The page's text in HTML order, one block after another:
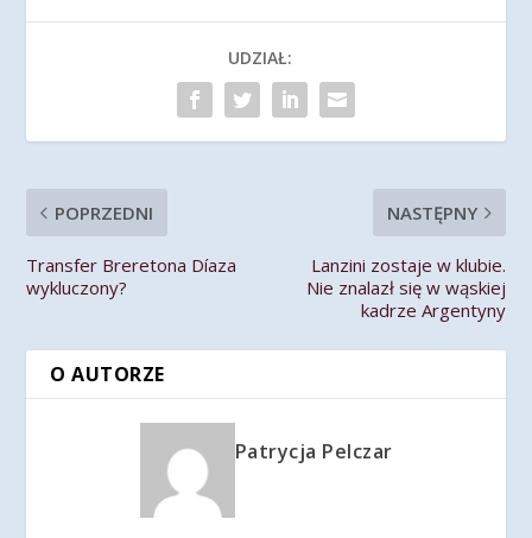
UDZIAŁ:
POPRZEDNI
Transfer Breretona Díaza
wykluczony?
NASTĘPNY
Lanzini zostaje w klubie.
Nie znalazł się w wąskiej
kadrze Argentyny
O AUTORZE
Patrycja Pelczar